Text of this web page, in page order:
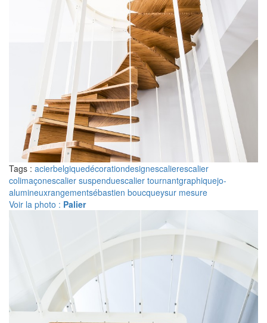
Tags : acierbelgiquedécorationdesignescalierescalier
colimaçonescalier suspenduescalier tournantgraphiquejo-
alumineuxrangementsébastien boucqueysur mesure
Voir la photo : Palier